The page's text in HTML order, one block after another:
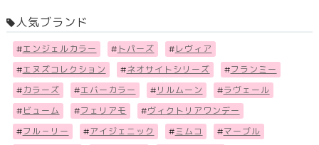
人気ブランド
#エンジェルカラー # トパーズ # レヴィア
#エヌズコレクション #ネオサイトシリーズ #フランミー
# カラーズ #エバーカラー # リルムーン #ラヴェール
# ビューム #フェリアモ #ヴィクトリアワンデー
#フル－リー #アイジェニック # ミムコ #マーブル